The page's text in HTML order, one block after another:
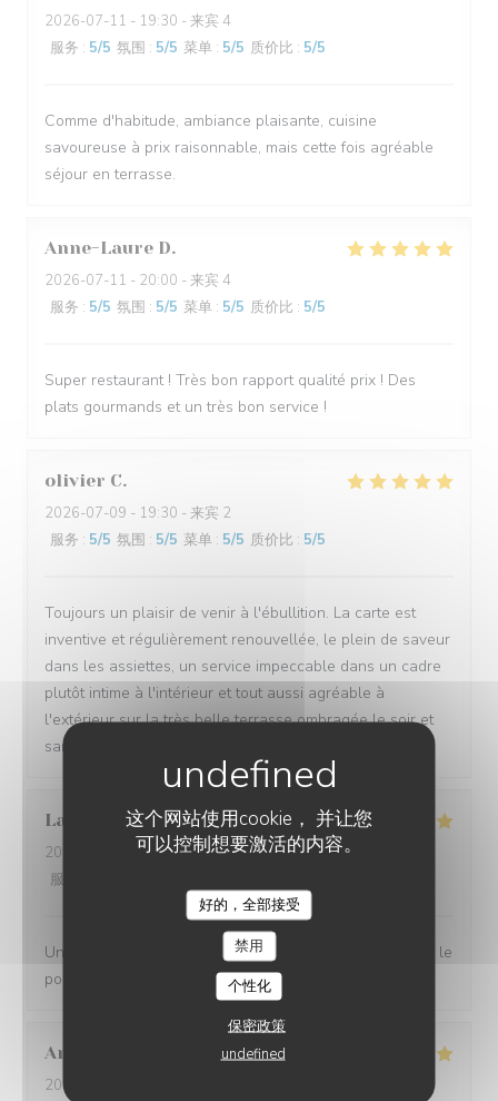
这个网站使用cookie， 并让您
可以控制想要激活的内容。
好的，全部接受
禁用
个性化
保密政策
undefined
2026-07-11 - 19:30 - 来宾 4
服务 : 5/5 氛围 : 5/5 菜单 : 5/5 质价比 : 5/5
Comme d'habitude, ambiance plaisante, cuisine
savoureuse à prix raisonnable, mais cette fois agréable
séjour en terrasse.
Anne-Laure D
2026-07-11 - 20:00 - 来宾 4
服务 : 5/5 氛围 : 5/5 菜单 : 5/5 质价比 : 5/5
Super restaurant ! Très bon rapport qualité prix ! Des
plats gourmands et un très bon service !
olivier C
2026-07-09 - 19:30 - 来宾 2
服务 : 5/5 氛围 : 5/5 菜单 : 5/5 质价比 : 5/5
Toujours un plaisir de venir à l'ébullition. La carte est
inventive et régulièrement renouvellée, le plein de saveur
dans les assiettes, un service impeccable dans un cadre
plutôt intime à l'intérieur et tout aussi agréable à
l'extérieur sur la très belle terrasse ombragée le soir et
sans courant d'air.
Laurent D
2026-07-10
- 12:00 - 来宾 2
服务
Une très bonne halte. Nous nous sommes régalés avec le
poulpe du chef.
Andrea
2026-07-08
L'EBULLITION